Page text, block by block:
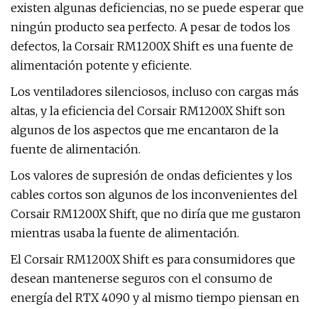
existen algunas deficiencias, no se puede esperar que
ningún producto sea perfecto. A pesar de todos los
defectos, la Corsair RM1200X Shift es una fuente de
alimentación potente y eficiente.
Los ventiladores silenciosos, incluso con cargas más
altas, y la eficiencia del Corsair RM1200X Shift son
algunos de los aspectos que me encantaron de la
fuente de alimentación.
Los valores de supresión de ondas deficientes y los
cables cortos son algunos de los inconvenientes del
Corsair RM1200X Shift, que no diría que me gustaron
mientras usaba la fuente de alimentación.
El Corsair RM1200X Shift es para consumidores que
desean mantenerse seguros con el consumo de
energía del RTX 4090 y al mismo tiempo piensan en